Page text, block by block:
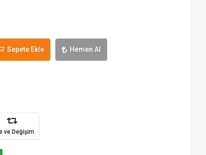
Sepete Ekle Hemen Al
ve Değişim